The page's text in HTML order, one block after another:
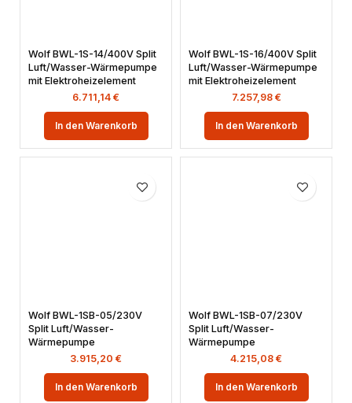
Wolf BWL-1S-14/400V Split
Luft/Wasser-Wärmepumpe
mit Elektroheizelement
6.711,14 €
In den Warenkorb
Wolf BWL-1S-16/400V Split
Luft/Wasser-Wärmepumpe
mit Elektroheizelement
7.257,98 €
In den Warenkorb
Wolf BWL-1SB-05/230V
Split Luft/Wasser-
Wärmepumpe
3.915,20 €
In den Warenkorb
Wolf BWL-1SB-07/230V
Split Luft/Wasser-
Wärmepumpe
4.215,08 €
In den Warenkorb